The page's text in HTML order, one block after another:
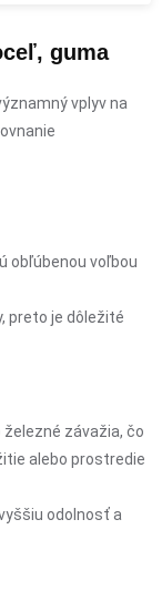
guma
vplyv na
obľúbenou voľbou
preto je dôležité
závažia, čo
alebo prostredie
odolnosť a